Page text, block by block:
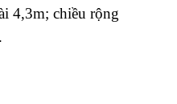
4,3m; chiều rộng